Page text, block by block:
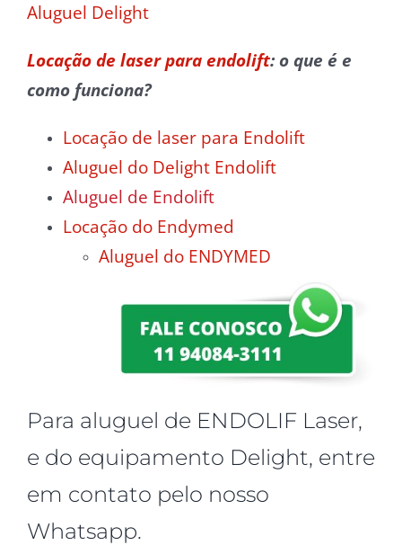
Aluguel Delight
Locação de laser para endolift: o que é e
como funciona?
Locação de laser para Endolift
Aluguel do Delight Endolift
Aluguel de Endolift
Locação do Endymed
Aluguel do ENDYMED
Para aluguel de ENDOLIF Laser,
e do equipamento Delight, entre
em contato pelo nosso
Whatsapp.